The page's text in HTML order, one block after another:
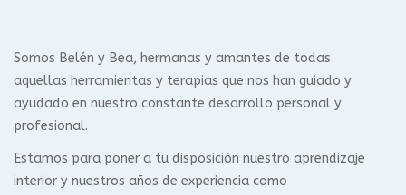
Somos Belén y Bea, hermanas y amantes de todas
aquellas herramientas y terapias que nos han guiado y
ayudado en nuestro constante desarrollo personal y
profesional.
Estamos para poner a tu disposición nuestro aprendizaje
interior y nuestros años de experiencia como